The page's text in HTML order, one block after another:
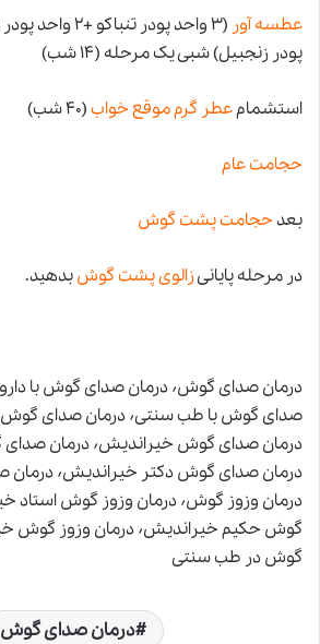
عطسه آور
پودر زنجبیل) شبی یک مرحله (۱۴ شب)
استشمامعطر گرم موقع خواب(۴۰ شب)
حجامت عام
بعدحجامت پشت گوش
در مرحله پایانیزالوی پشت گوشبدهید.
گوش در طب سنتی
درمان صدای گوش